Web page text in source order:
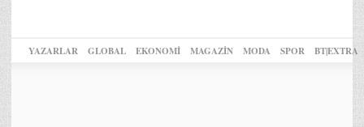
YAZARLAR GLOBAL EKONOMİ MAGAZİN MODA SPOR BT|EXTRA